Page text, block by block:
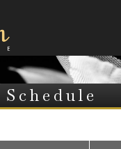
Schedule